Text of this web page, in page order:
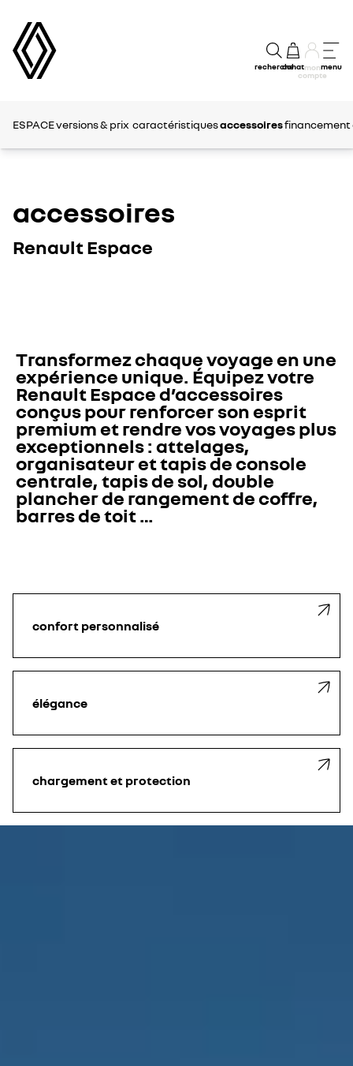
rechercheachatmon
compte
menu
ESPACEversions & prix caractéristiquesaccessoiresfinancement
accessoires
Renault Espace
Transformez chaque voyage en une
expérience unique. Équipez votre
Renault Espace d’accessoires
conçus pour renforcer son esprit
premium et rendre vos voyages plus
exceptionnels : attelages,
organisateur et tapis de console
centrale, tapis de sol, double
plancher de rangement de coffre,
barres de toit …
confort personnalisé
élégance
chargement et protection